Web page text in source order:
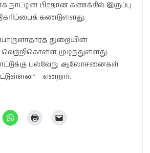
நாட்டின் பிரதான கணக்கில் இருப்பு
கண்டுள்ளது.
துறையின்
முடிந்துள்ளது.
பல்வேறு ஆலோசனைகள்
– என்றார்.